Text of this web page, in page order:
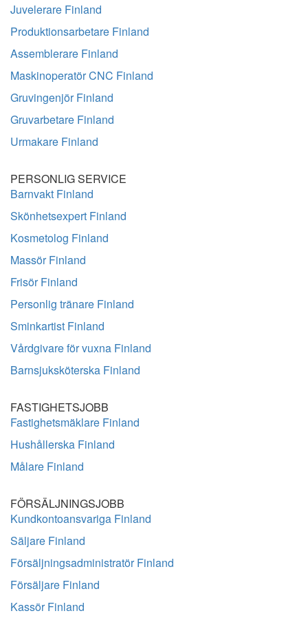
Juvelerare Finland
Produktionsarbetare Finland
Assemblerare Finland
Maskinoperatör CNC Finland
Gruvingenjör Finland
Gruvarbetare Finland
Urmakare Finland
PERSONLIG SERVICE
Barnvakt Finland
Skönhetsexpert Finland
Kosmetolog Finland
Massör Finland
Frisör Finland
Personlig tränare Finland
Sminkartist Finland
Vårdgivare för vuxna Finland
Barnsjuksköterska Finland
FASTIGHETSJOBB
Fastighetsmäklare Finland
Hushållerska Finland
Målare Finland
FÖRSÄLJNINGSJOBB
Kundkontoansvariga Finland
Säljare Finland
Försäljningsadministratör Finland
Försäljare Finland
Kassör Finland